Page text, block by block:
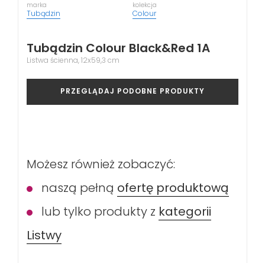
marka
Tubądzin
kolekcja
Colour
Tubądzin Colour Black&Red 1A
Listwa ścienna, 12x59,3 cm
PRZEGLĄDAJ PODOBNE PRODUKTY
Możesz również zobaczyć:
naszą pełną ofertę produktową
lub tylko produkty z kategorii
Listwy